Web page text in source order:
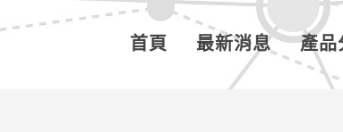
首頁 最新消息 產品